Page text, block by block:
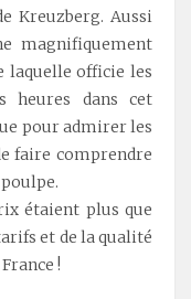
Kreuzberg. Aussi
magnifiquement
laquelle officie les
heures dans cet
pour admirer les
faire comprendre
étaient plus que
et de la qualité
!